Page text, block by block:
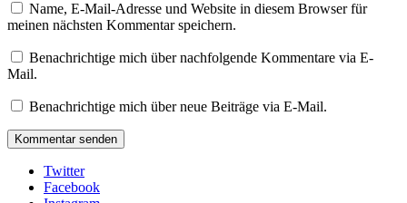
Name, E-Mail-Adresse und Website in diesem Browser für
meinen nächsten Kommentar speichern.
Benachrichtige mich über nachfolgende Kommentare via E-
Mail.
Benachrichtige mich über neue Beiträge via E-Mail.
Twitter
Facebook